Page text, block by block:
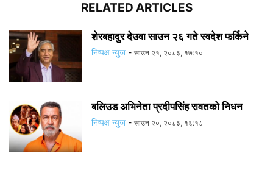
RELATED ARTICLES
शेरबहादुर देउवा साउन २६ गते स्वदेश फर्किने
निष्पक्ष न्युज - साउन २१, २०८३, १७:१०
बलिउड अभिनेता प्रदीपसिंह रावतको निधन
निष्पक्ष न्युज - साउन २०, २०८३, १६:१८